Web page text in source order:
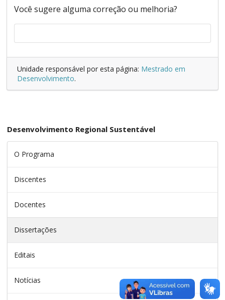
Você sugere alguma correção ou melhoria?
Unidade responsável por esta página: Mestrado em
Desenvolvimento.
Desenvolvimento Regional Sustentável
O Programa
Discentes
Docentes
Dissertações
Editais
Notícias